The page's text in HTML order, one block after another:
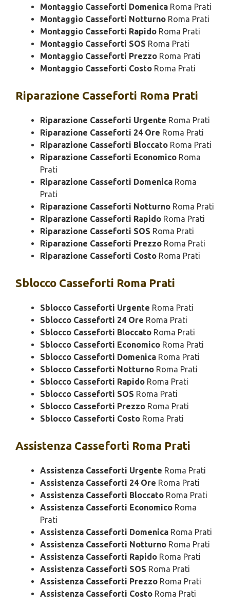
Montaggio Casseforti Domenica Roma Prati
Montaggio Casseforti Notturno Roma Prati
Montaggio Casseforti Rapido Roma Prati
Montaggio Casseforti SOS Roma Prati
Montaggio Casseforti Prezzo Roma Prati
Montaggio Casseforti Costo Roma Prati
Riparazione Casseforti Roma Prati
Riparazione Casseforti Urgente Roma Prati
Riparazione Casseforti 24 Ore Roma Prati
Riparazione Casseforti Bloccato Roma Prati
Riparazione Casseforti Economico Roma
Prati
Riparazione Casseforti Domenica Roma
Prati
Riparazione Casseforti Notturno Roma Prati
Riparazione Casseforti Rapido Roma Prati
Riparazione Casseforti SOS Roma Prati
Riparazione Casseforti Prezzo Roma Prati
Riparazione Casseforti Costo Roma Prati
Sblocco Casseforti Roma Prati
Sblocco Casseforti Urgente Roma Prati
Sblocco Casseforti 24 Ore Roma Prati
Sblocco Casseforti Bloccato Roma Prati
Sblocco Casseforti Economico Roma Prati
Sblocco Casseforti Domenica Roma Prati
Sblocco Casseforti Notturno Roma Prati
Sblocco Casseforti Rapido Roma Prati
Sblocco Casseforti SOS Roma Prati
Sblocco Casseforti Prezzo Roma Prati
Sblocco Casseforti Costo Roma Prati
Assistenza Casseforti Roma Prati
Assistenza Casseforti Urgente Roma Prati
Assistenza Casseforti 24 Ore Roma Prati
Assistenza Casseforti Bloccato Roma Prati
Assistenza Casseforti Economico Roma
Prati
Assistenza Casseforti Domenica Roma Prati
Assistenza Casseforti Notturno Roma Prati
Assistenza Casseforti Rapido Roma Prati
Assistenza Casseforti SOS Roma Prati
Assistenza Casseforti Prezzo Roma Prati
Assistenza Casseforti Costo Roma Prati